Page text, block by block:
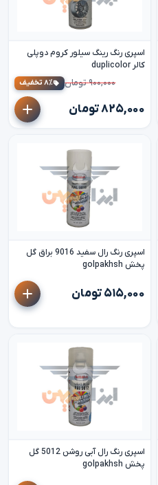
اسپری رنگ رینگ سیلور کروم دوپلی
کالر duplicolor
۹۰۰,۰۰۰ تومان ۸٪ تخفیف
۸۲۵,۰۰۰ تومان
اسپری رنگ رال سفید 9016 براق گل
پخش golpakhsh
۵۱۵,۰۰۰ تومان
اسپری رنگ رال آبی روشن 5012 گل
پخش golpakhsh